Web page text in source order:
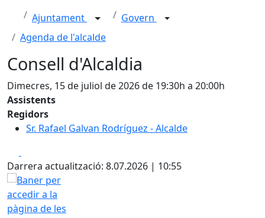
Ajuntament
Govern
Agenda de l'alcalde
Consell d'Alcaldia
Dimecres, 15 de juliol de 2026 de 19:30h a 20:00h
Assistents
Regidors
Sr. Rafael Galvan Rodríguez - Alcalde
Darrera actualització: 8.07.2026 | 10:55